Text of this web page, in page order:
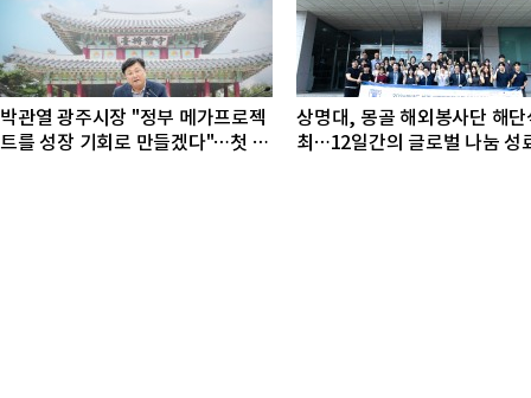
박관열 광주시장 "정부 메가프로젝
트를 성장 기회로 만들겠다"…첫 시
상명대, 몽골 해외봉사단 해단
최…12일간의 글로벌 나눔 성